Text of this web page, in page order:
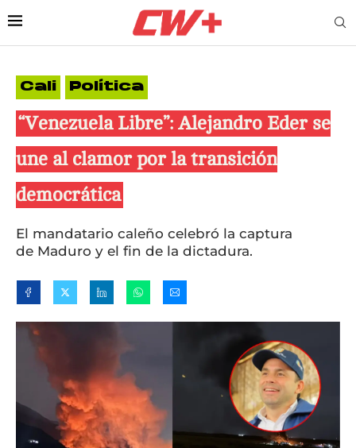
Cali Política
“Venezuela Libre”: Alejandro Eder se
une al clamor por la transición
democrática
El mandatario caleño celebró la captura
de Maduro y el fin de la dictadura.